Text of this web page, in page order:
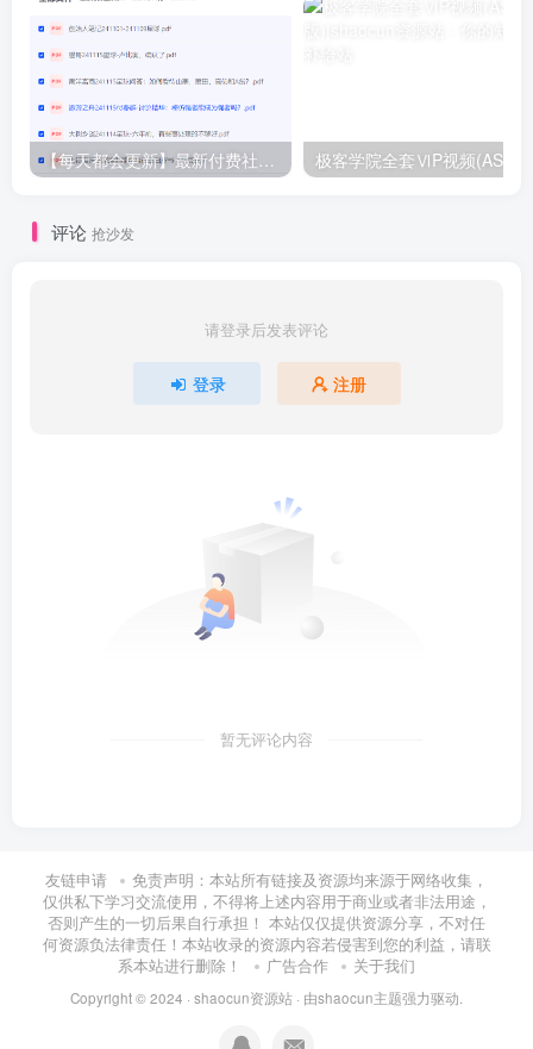
【每天都会更新】最新付费社群公众号文章 极客学院全套ⅥP视频(AS版)
评论 抢沙发
请登录后发表评论
登录 注册
暂无评论内容
友链申请
免责声明：本站所有链接及资源均来源于网络收集，
仅供私下学习交流使用，不得将上述内容用于商业或者非法用途，
否则产生的一切后果自行承担！ 本站仅仅提供资源分享，不对任
何资源负法律责任！本站收录的资源内容若侵害到您的利益，请联
系本站进行删除！
广告合作 关于我们
Copyright © 2024 · shaocun资源站 · 由shaocun主题强力驱动.